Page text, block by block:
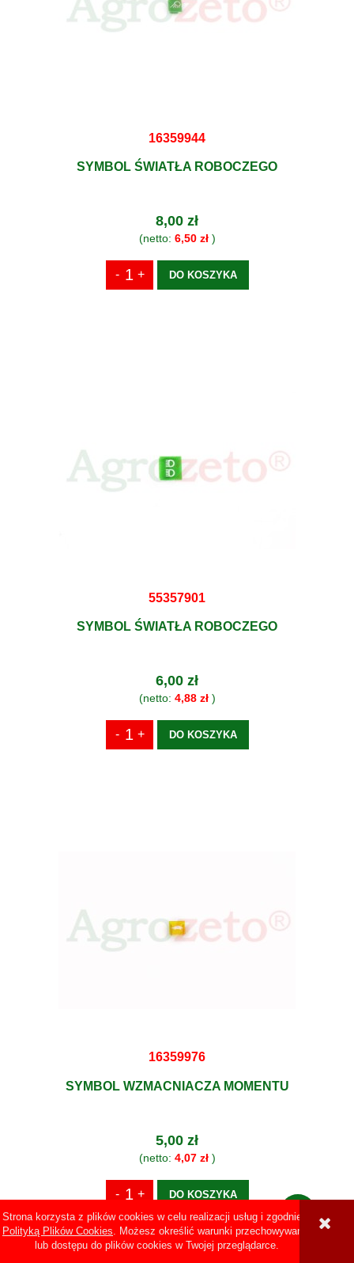
Strona korzysta z plików cookies w celu realizacji usług i zgodnie z
Polityką Plików Cookies. Możesz określić warunki przechowywania
lub dostępu do plików cookies w Twojej przeglądarce.
16359944
SYMBOL ŚWIATŁA ROBOCZEGO
8,00 zł
(netto: 6,50 zł)
DO KOSZYKA
55357901
SYMBOL ŚWIATŁA ROBOCZEGO
6,00 zł
(netto: 4,88 zł)
DO KOSZYKA
16359976
SYMBOL WZMACNIACZA MOMENTU
5,00 zł
(netto: 4,07 zł)
DO KOSZYKA